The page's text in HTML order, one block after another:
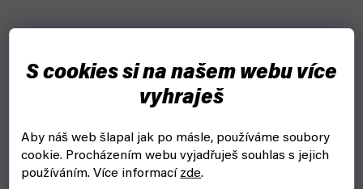
S cookies si na našem webu více
vyhraješ
Aby náš web šlapal jak po másle, používáme soubory
cookie. Procházením webu vyjadřuješ souhlas s jejich
používáním. Více informacízde.